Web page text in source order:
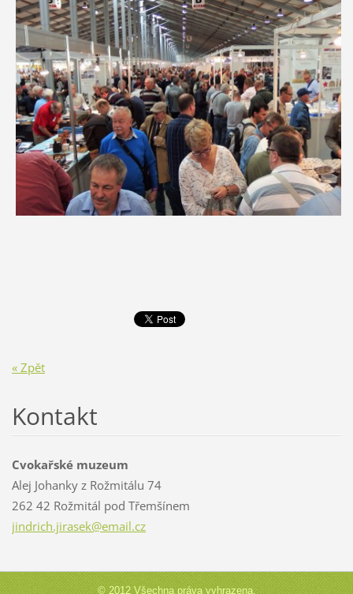
« Zpět
Kontakt
Cvokařské muzeum
Alej Johanky z Rožmitálu 74
262 42 Rožmitál pod Třemšínem
jindrich.jirasek@email.cz
© 2012 Všechna práva vyhrazena.